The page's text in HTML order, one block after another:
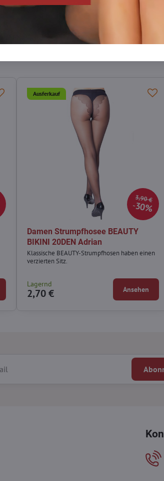
LinkedIn
3,90 €
30%
Ausferkauf
Damen Strumpfhosee BEAUTY
BIKINI 20DEN Adrian
Klassische BEAUTY-Strumpfhosen haben einen
verzierten Sitz.
Lagernd
2,70 € Ansehen